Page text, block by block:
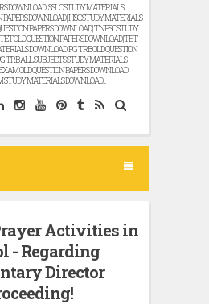
DOWNLOAD | SSLC STUDY MATERIALS
PAPERS DOWNLOAD | HSC STUDY MATERIALS
PAPERS DOWNLOAD | TNPSC STUDY
OLD QUESTION PAPERS DOWNLOAD |TET
DOWNLOAD |PG TRB OLD QUESTION
TRB ALL SUBJECTS STUDY MATERIALS
OLD QUESTION PAPERS DOWNLOAD |
MATERIALS DOWNLOAD...
Activities in
- Regarding
Director